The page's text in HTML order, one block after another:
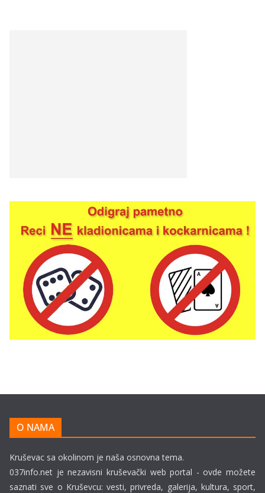
O NAMA
Kruševac sa okolinom je naša osnovna tema.
037info.net je nezavisni kruševački web portal - ovde možete
saznati sve o Kruševcu: vesti, privreda, galerija, kultura, sport,